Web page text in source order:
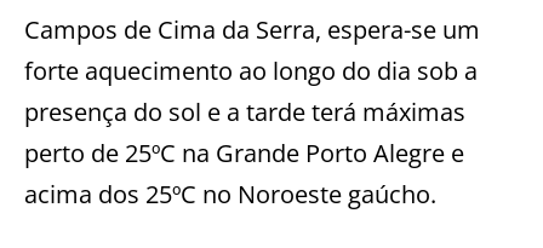
Campos de Cima da Serra, espera-se um
forte aquecimento ao longo do dia sob a
presença do sol e a tarde terá máximas
perto de 25ºC na Grande Porto Alegre e
acima dos 25ºC no Noroeste gaúcho.